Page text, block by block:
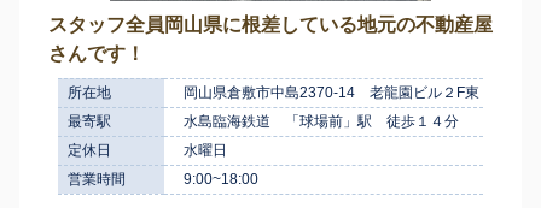
スタッフ全員岡山県に根差している地元の不動産屋
さんです！
所在地
岡山県倉敷市中島2370-14 老龍園ビル２F東
最寄駅
水島臨海鉄道 「球場前」駅 徒歩１４分
定休日
水曜日
営業時間
9:00~18:00